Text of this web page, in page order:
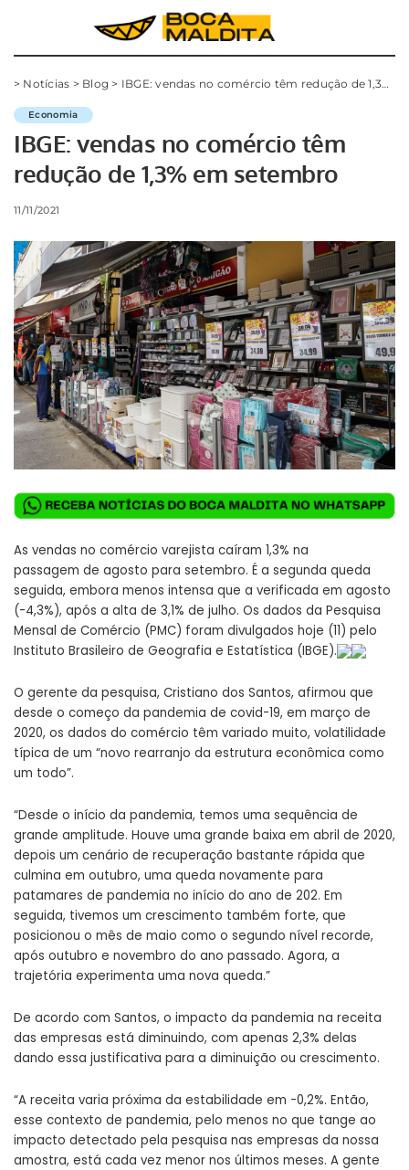
> Notícias > Blog > IBGE: vendas no comércio têm redução de 1,3% em setembro
Economia
IBGE: vendas no comércio têm
redução de 1,3% em setembro
11/11/2021
As vendas no comércio varejista caíram 1,3% na
passagem de agosto para setembro. É a segunda queda
seguida, embora menos intensa que a verificada em agosto
(-4,3%), após a alta de 3,1% de julho. Os dados da Pesquisa
Mensal de Comércio (PMC) foram divulgados hoje (11) pelo
Instituto Brasileiro de Geografia e Estatística (IBGE).
O gerente da pesquisa, Cristiano dos Santos, afirmou que
desde o começo da pandemia de covid-19, em março de
2020, os dados do comércio têm variado muito, volatilidade
típica de um “novo rearranjo da estrutura econômica como
um todo”.
“Desde o início da pandemia, temos uma sequência de
grande amplitude. Houve uma grande baixa em abril de 2020,
depois um cenário de recuperação bastante rápida que
culmina em outubro, uma queda novamente para
patamares de pandemia no início do ano de 202. Em
seguida, tivemos um crescimento também forte, que
posicionou o mês de maio como o segundo nível recorde,
após outubro e novembro do ano passado. Agora, a
trajetória experimenta uma nova queda.”
De acordo com Santos, o impacto da pandemia na receita
das empresas está diminuindo, com apenas 2,3% delas
dando essa justificativa para a diminuição ou crescimento.
“A receita varia próxima da estabilidade em -0,2%. Então,
esse contexto de pandemia, pelo menos no que tange ao
impacto detectado pela pesquisa nas empresas da nossa
amostra, está cada vez menor nos últimos meses. A gente